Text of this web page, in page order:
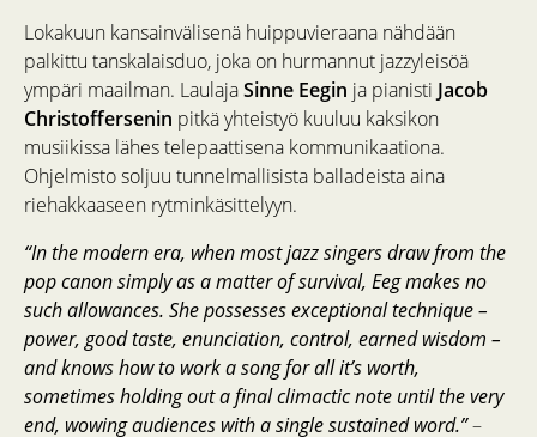
Lokakuun kansainvälisenä huippuvieraana nähdään
palkittu tanskalaisduo, joka on hurmannut jazzyleisöä
ympäri maailman. LaulajaSinne Eegin ja pianisti Jacob
Christoffersenin pitkä yhteistyö kuuluu kaksikon
musiikissa lähes telepaattisena kommunikaationa.
Ohjelmisto soljuu tunnelmallisista balladeista aina
riehakkaaseen rytminkäsittelyyn.
“In the modern era, when most jazz singers draw from the
pop canon simply as a matter of survival, Eeg makes no
such allowances. She possesses exceptional technique –
power, good taste, enunciation, control, earned wisdom –
and knows how to work a song for all it’s worth,
sometimes holding out a final climactic note until the very
end, wowing audiences with a single sustained word.”–